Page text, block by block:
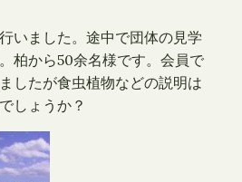
いました。途中で団体の見学
柏から50余名様です。会員で
したが食虫植物などの説明は
しょうか？